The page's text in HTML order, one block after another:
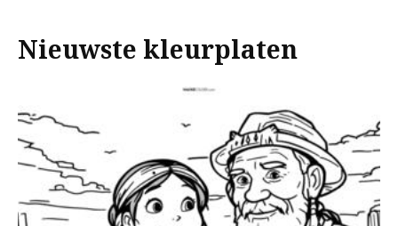
Nieuwste kleurplaten